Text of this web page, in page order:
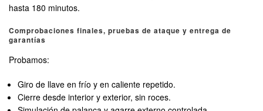
hasta 180 minutos.
Comprobaciones finales, pruebas de ataque y entrega de
garantías
Probamos:
Giro de llave en frío y en caliente repetido.
Cierre desde interior y exterior, sin roces.